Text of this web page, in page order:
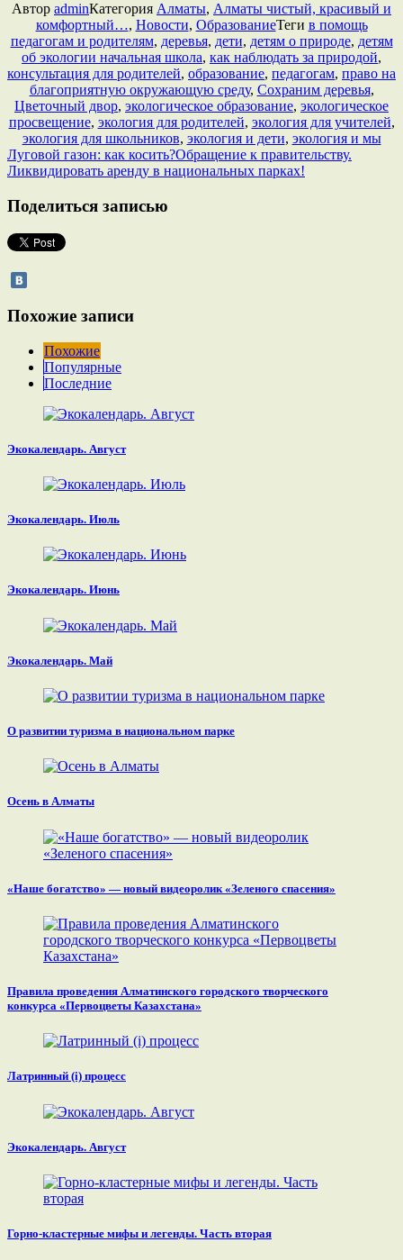
Автор adminКатегория Алматы, Алматы чистый, красивый и
комфортный…, Новости, ОбразованиеТеги в помощь
педагогам и родителям, деревья, дети, детям о природе, детям
об экологии начальная школа, как наблюдать за природой,
консультация для родителей, образование, педагогам, право на
благоприятную окружающую среду, Сохраним деревья,
Цветочный двор, экологическое образование, экологическое
просвещение, экология для родителей, экология для учителей,
экология для школьников, экология и дети, экология и мы
Луговой газон: как косить?Обращение к правительству.
Ликвидировать аренду в национальных парках!
Поделиться записью
Похожие записи
Похожие
Популярные
Последние
Экокалендарь. Август
Экокалендарь. Июль
Экокалендарь. Июнь
Экокалендарь. Май
О развитии туризма в национальном парке
Осень в Алматы
«Наше богатство» — новый видеоролик «Зеленого спасения»
Правила проведения Алматинского городского творческого
конкурса «Первоцветы Казахстана»
Латринный (i) процесс
Экокалендарь. Август
Горно-кластерные мифы и легенды. Часть вторая